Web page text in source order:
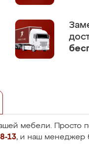
мебели. Просто
13, и наш менеджер